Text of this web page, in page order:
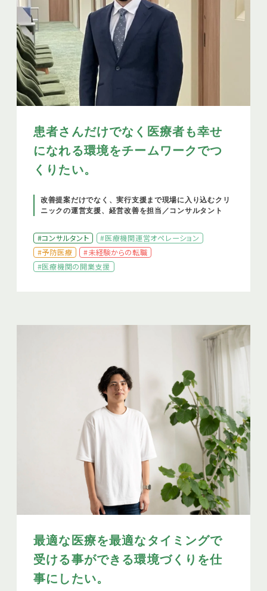
患者さんだけでなく医療者も幸せ
になれる環境をチームワークでつ
くりたい。
改善提案だけでなく、実行支援まで現場に入り込むクリ
ニックの運営支援、経営改善を担当／コンサルタント
#コンサルタント
#医療機関運営オペレーション
#予防医療
#未経験からの転職
#医療機関の開業支援
最適な医療を最適なタイミングで
受ける事ができる環境づくりを仕
事にしたい。